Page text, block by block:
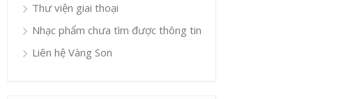
Thư viện giai thoại
Nhạc phẩm chưa tìm được thông tin
Liên hệ Vàng Son